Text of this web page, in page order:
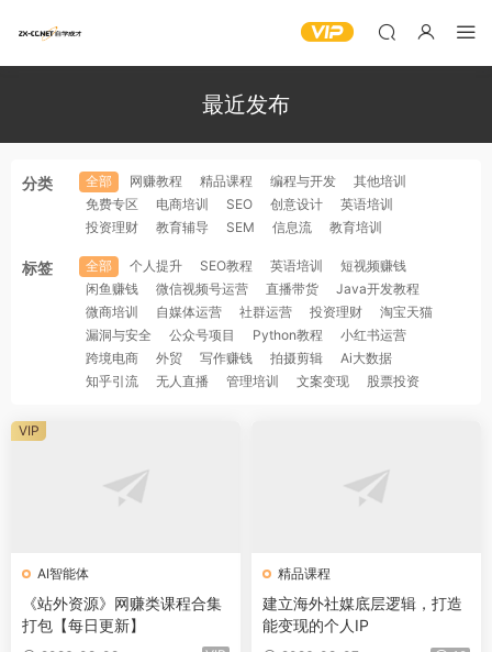
最近发布
分类 全部 网赚教程 精品课程 编程与开发
其他培训
免费专区
电商培训 SEO 创意设计
英语培训
投资理财
教育辅导 SEM 信息流 教育培训
标签 全部 个人提升 SEO教程 英语培训
短视频赚钱
闲鱼赚钱
微信视频号运营 直播带货
Java开发教程
微商培训
自媒体运营 社群运营 投资理财
淘宝天猫
漏洞与安全
公众号项目 Python教程
小红书运营
跨境电商
外贸 写作赚钱 拍摄剪辑
Ai大数据
知乎引流
无人直播 管理培训 文案变现 股票投资
AI智能体
《站外资源》网赚类课程合集
打包【每日更新】
VIP
精品课程
建立海外社媒底层逻辑，打造
能变现的个人IP